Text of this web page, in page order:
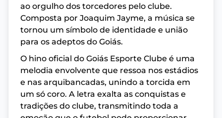
ao orgulho dos torcedores pelo clube.
Composta por Joaquim Jayme, a música se
tornou um símbolo de identidade e união
para os adeptos do Goiás.
O hino oficial do Goiás Esporte Clube é uma
melodia envolvente que ressoa nos estádios
e nas arquibancadas, unindo a torcida em
um só coro. A letra exalta as conquistas e
tradições do clube, transmitindo toda a